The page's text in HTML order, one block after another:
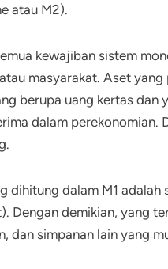
atau M2).
kewajiban sistem
masyarakat. Aset
berupa uang kertas dan
dalam perekonomian.
dihitung dalam M1
Dengan demikian, yang
dan simpanan lain yang